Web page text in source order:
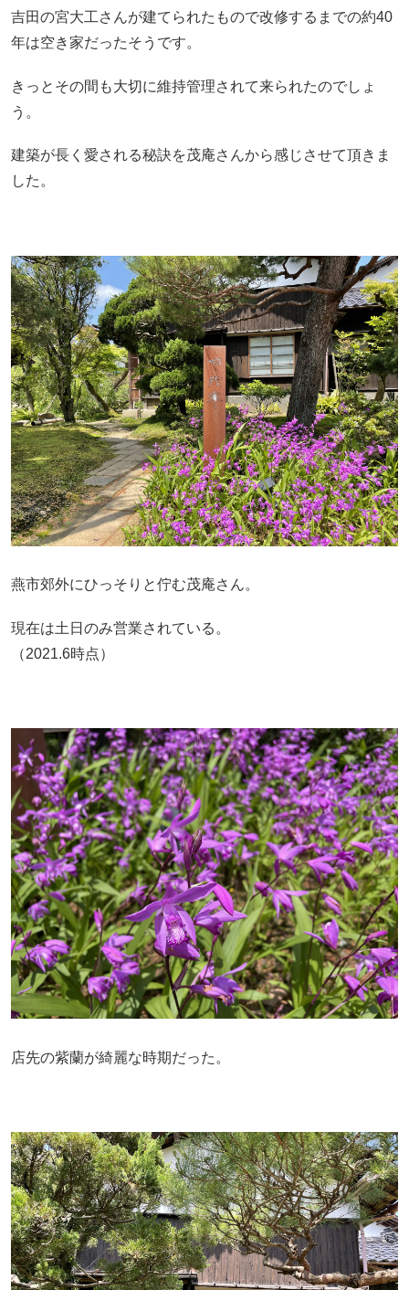
吉田の宮大工さんが建てられたもので改修するまでの約40
年は空き家だったそうです。
きっとその間も大切に維持管理されて来られたのでしょ
う。
建築が長く愛される秘訣を茂庵さんから感じさせて頂きま
した。
燕市郊外にひっそりと佇む茂庵さん。
現在は土日のみ営業されている。
（2021.6時点）
店先の紫蘭が綺麗な時期だった。